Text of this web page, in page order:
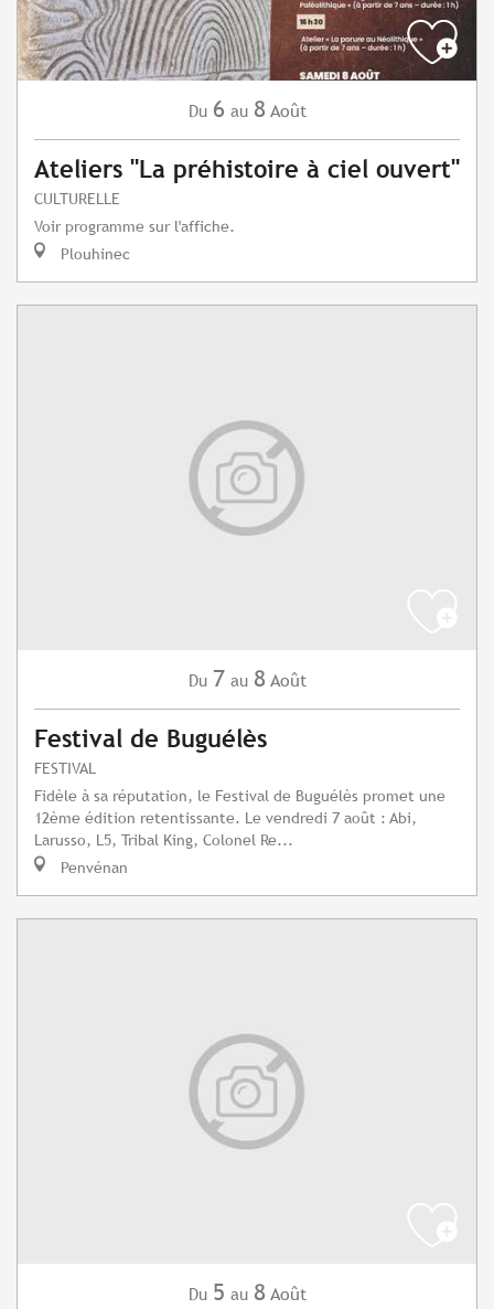
Du 6 au 8 Août
Ateliers "La préhistoire à ciel ouvert"
CULTURELLE
Voir programme sur l'affiche.
Plouhinec
Du 7 au 8 Août
Festival de Buguélès
FESTIVAL
Fidèle à sa réputation, le Festival de Buguélès promet une
12ème édition retentissante. Le vendredi 7 août : Abi,
Larusso, L5, Tribal King, Colonel Re...
Penvénan
Du 5 au 8 Août